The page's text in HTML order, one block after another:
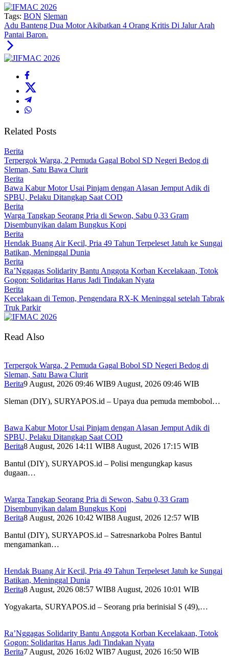
Tags: BON Sleman
Adu Banteng Dua Motor Akibatkan 4 Orang Kritis Di Jalur Arah
Pantai Baron.
Related Posts
Berita
Terpergok Warga, 2 Pemuda Gagal Bobol SD Negeri Bedog di
Sleman, Satu Bawa Clurit
Berita
Bawa Kabur Motor Usai Pinjam dengan Alasan Jemput Adik di
SPBU, Pelaku Ditangkap Saat COD
Berita
Warga Tangkap Seorang Pria di Sewon, Sabu 0,33 Gram
Disembunyikan dalam Bungkus Kopi
Berita
Hendak Buang Air Kecil, Pria 49 Tahun Terpeleset Jatuh ke Sungai
Batikan, Meninggal Dunia
Berita
Ra’Nggagas Solidarity Bantu Anggota Korban Kecelakaan, Totok
Gogon: Solidaritas Harus Jadi Tindakan Nyata
Berita
Kecelakaan di Temon, Pengendara RX-K Meninggal setelah Tabrak
Truk Parkir
Read Also
Terpergok Warga, 2 Pemuda Gagal Bobol SD Negeri Bedog di
Sleman, Satu Bawa Clurit
Berita9 August, 2026 09:46 WIB9 August, 2026 09:46 WIB
Sleman (DIY), SURYAPOS.id – Upaya dua pemuda membobol…
Bawa Kabur Motor Usai Pinjam dengan Alasan Jemput Adik di
SPBU, Pelaku Ditangkap Saat COD
Berita8 August, 2026 14:11 WIB8 August, 2026 17:15 WIB
Bantul (DIY), SURYAPOS.id – Polisi mengungkap kasus
dugaan…
Warga Tangkap Seorang Pria di Sewon, Sabu 0,33 Gram
Disembunyikan dalam Bungkus Kopi
Berita8 August, 2026 10:42 WIB8 August, 2026 12:57 WIB
Bantul (DIY), SURYAPOS.id – Satresnarkoba Polres Bantul
mengamankan…
Hendak Buang Air Kecil, Pria 49 Tahun Terpeleset Jatuh ke Sungai
Batikan, Meninggal Dunia
Berita8 August, 2026 08:57 WIB8 August, 2026 10:01 WIB
Yogyakarta, SURYAPOS.id – Seorang pria berinisial S (49),…
Ra’Nggagas Solidarity Bantu Anggota Korban Kecelakaan, Totok
Gogon: Solidaritas Harus Jadi Tindakan Nyata
Berita7 August, 2026 16:02 WIB7 August, 2026 16:50 WIB